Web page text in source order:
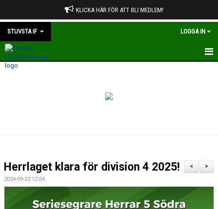
KLICKA HÄR FÖR ATT BLI MEDLEM!
STUVSTA IF LOGGA IN
HEM
ÅRSMÖTE
>
<
Herrlaget klara för division 4 2025!
2024-09-23 12:04